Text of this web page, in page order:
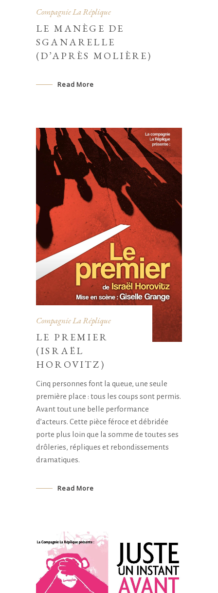
Compagnie La Réplique
LE MANÈGE DE
SGANARELLE
(D’APRÈS MOLIÈRE)
Read More
Compagnie La Réplique
LE PREMIER
(ISRAËL
HOROVITZ)
Cinq personnes font la queue, une seule
première place : tous les coups sont permis.
Avant tout une belle performance
d’acteurs. Cette pièce féroce et débridée
porte plus loin que la somme de toutes ses
drôleries, répliques et rebondissements
dramatiques.
Read More